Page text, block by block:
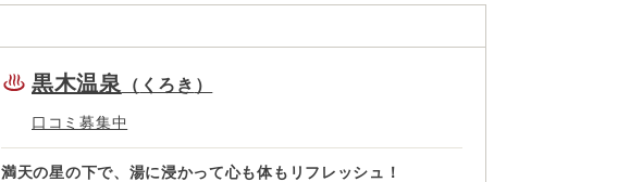
黒木温泉 （ くろき ）
口コミ募集中
満天の星の下で、湯に浸かって心も体もリフレッシュ！